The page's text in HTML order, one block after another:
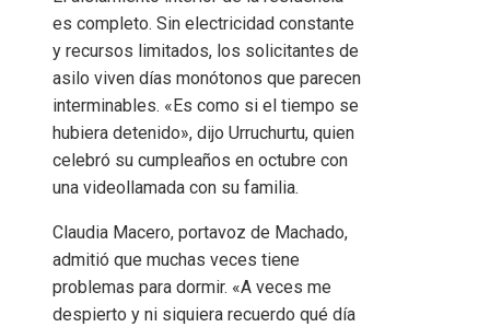
es completo. Sin electricidad constante
y recursos limitados, los solicitantes de
asilo viven días monótonos que parecen
interminables. «Es como si el tiempo se
hubiera detenido», dijo Urruchurtu, quien
celebró su cumpleaños en octubre con
una videollamada con su familia.
Claudia Macero, portavoz de Machado,
admitió que muchas veces tiene
problemas para dormir. «A veces me
despierto y ni siquiera recuerdo qué día